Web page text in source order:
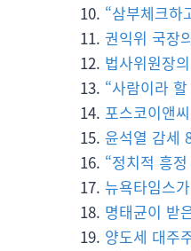
“삼부체크하
권익위 국장
법사위원장
“사람이라
포스코이앤
윤석열 감세
“정치적 흥
뉴욕타임스
명태균이 받
양도세 대주